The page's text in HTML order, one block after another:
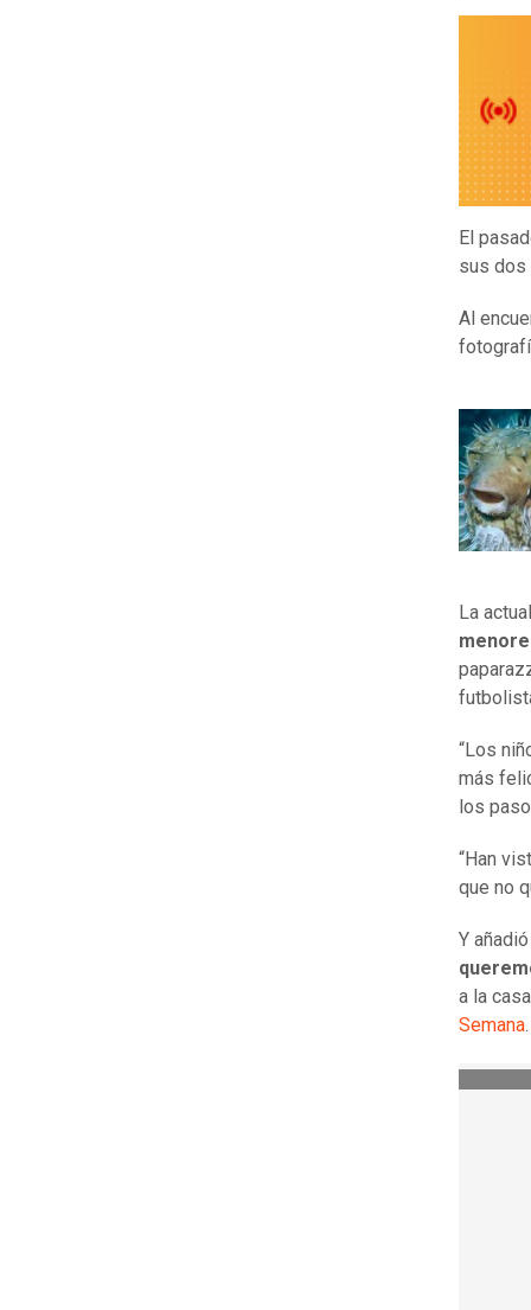
El
sus dos
Al
La
“Los
más
los
“Han
que no
Y
a la
Semana.